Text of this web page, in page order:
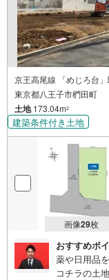
京王高尾線 「めじろ台
東京都八王子市椚田町
土地173.04m2
建築条件付き土地
画像29枚
おすすめポ
薬や日用品
コチラの土